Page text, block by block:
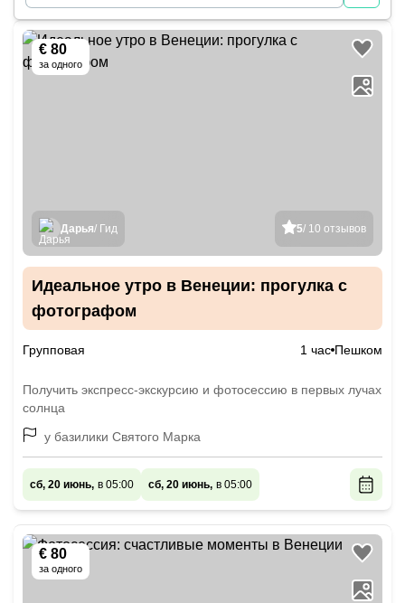
€ 80
за одного
5/ 10 отзывов
Дарья/ Гид
Идеальное утро в Венеции: прогулка с
фотографом
Групповая 1 час Пешком
Получить экспресс-экскурсию и фотосессию в первых лучах
солнца
у базилики Святого Марка
сб, 20 июнь, в 05:00 сб, 20 июнь, в 05:00
€ 80
за одного